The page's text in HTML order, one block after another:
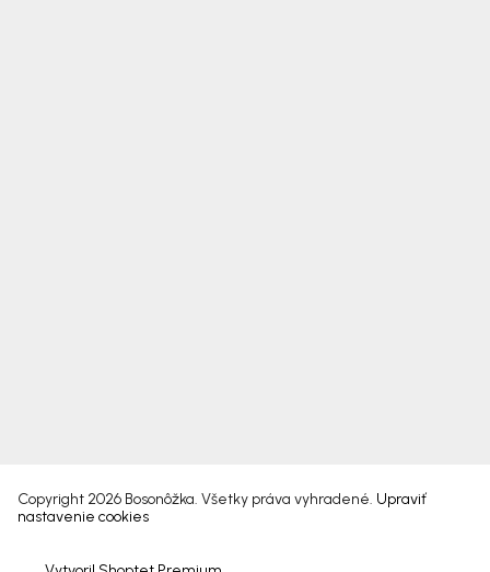
Copyright 2026 Bosonôžka. Všetky práva vyhradené. Upraviť
nastavenie cookies